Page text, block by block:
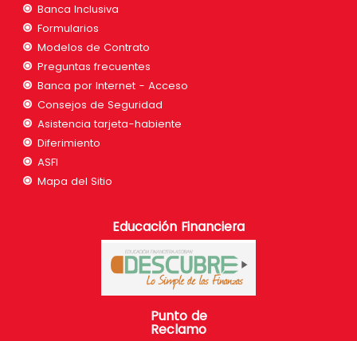
Banca Inclusiva
Formularios
Modelos de Contrato
Preguntas frecuentes
Banca por Internet - Acceso
Consejos de Seguridad
Asistencia tarjeta-habiente
Diferimiento
ASFI
Mapa del Sitio
Educación Financiera
Punto de
Reclamo